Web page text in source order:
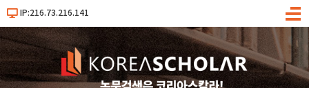
IP:216.73.216.141
메